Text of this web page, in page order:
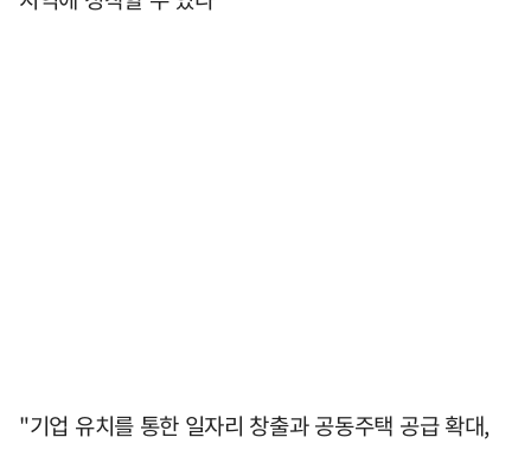
"기업 유치를 통한 일자리 창출과 공동주택 공급 확대,